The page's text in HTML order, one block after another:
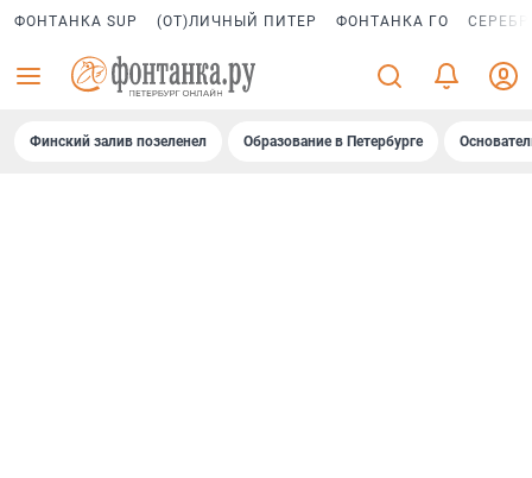
ФОНТАНКА SUP (ОТ)ЛИЧНЫЙ ПИТЕР ФОНТАНКА ГО
Финский залив позеленел Образование в Петербурге